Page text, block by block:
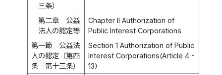
三条）
第二章 公益
法人の認定等
Chapter II Authorization of
Public Interest Corporations
第一節 公益法
人の認定（第四
条―第十三条）
Section 1 Authorization of Public
Interest Corporations(Article 4 -
13)